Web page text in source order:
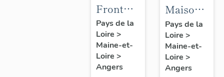
Front
bâti (4
maisons),
27 à 33
rue
Pays de la
Loire >
Maine-et-
Loire >
Angers
Maison,
10 rue
Boisnet
Pays de la
Loire >
Maine-et-
Loire >
Angers